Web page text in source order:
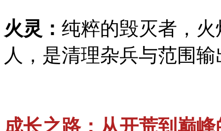
火灵： 纯粹的毁灭者，
人，是清理杂兵与范围
成长之路：从开荒到巅